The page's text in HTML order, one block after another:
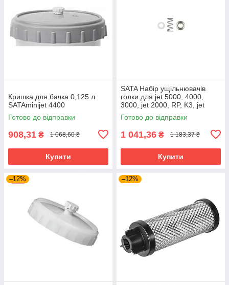
Кришка для бачка 0,125 л
SATAminijet 4400
Готово до відправки
908,31 ₴ 1 068,60 ₴
Купити
SATA Набір ущільнювачів
голки для jet 5000, 4000,
3000, jet 2000, RP, K3, jet
1000, jet 100 і KLC
Готово до відправки
1 041,36 ₴ 1 183,37 ₴
Купити
–12% –12%